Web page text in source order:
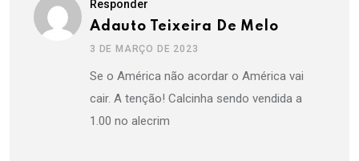
Responder
Adauto Teixeira De Melo
3 DE MARÇO DE 2023
Se o América não acordar o América vai
cair. A tenção! Calcinha sendo vendida a
1.00 no alecrim